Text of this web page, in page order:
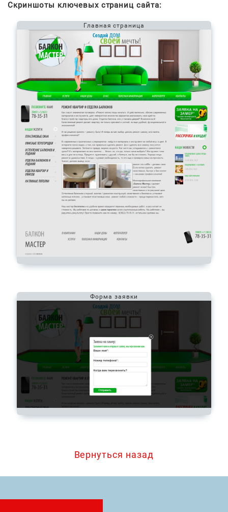
Скриншоты ключевых страниц сайта:
Главная страница
Форма заявки
Вернуться назад